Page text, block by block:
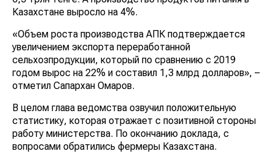
Казахстане выросло на 4%.
«Объем роста производства АПК подтверждается
увеличением экспорта переработанной
сельхозпродукции, который по сравнению с 2019
годом вырос на 22% и составил 1,3 млрд долларов», –
отметил Сапархан Омаров.
В целом глава ведомства озвучил положительную
статистику, которая отражает с позитивной стороны
работу министерства. По окончанию доклада, с
вопросами обратились фермеры Казахстана.